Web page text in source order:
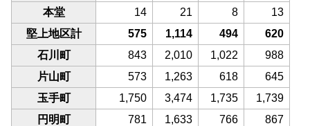
本堂
14 21 8
13
堅上地区計
575 1,114 494
620
石川町
843 2,010 1,022
988
片山町
573 1,263 618
645
玉手町
1,750 3,474 1,735
1,739
円明町
781 1,633 766
867